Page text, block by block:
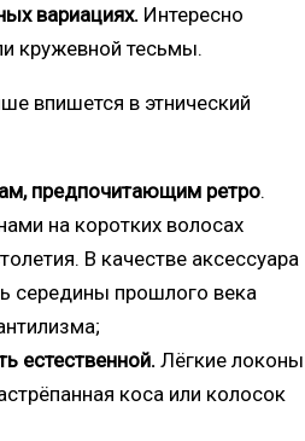
вариациях. Интересно
кружевной тесьмы.
впишется в этнический
предпочитающим ретро.
на коротких волосах
В качестве аксессуара
середины прошлого века
естественной. Лёгкие локоны
коса или колосок